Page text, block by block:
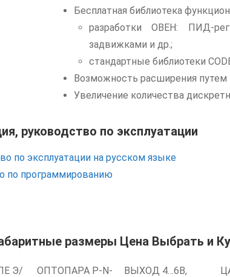
Бесплатная библиотека
разработки ОВЕН: ПИД-
задвижками и др.;
стандартные библиотеки
Возможность расширения
Увеличение количества
руководство по эксплуатации
по эксплуатации на русском языке
по программированию
размеры Цена Выбрать и
Э/
ОПТОПАРА P-N-
ВЫХОД 4…6В,